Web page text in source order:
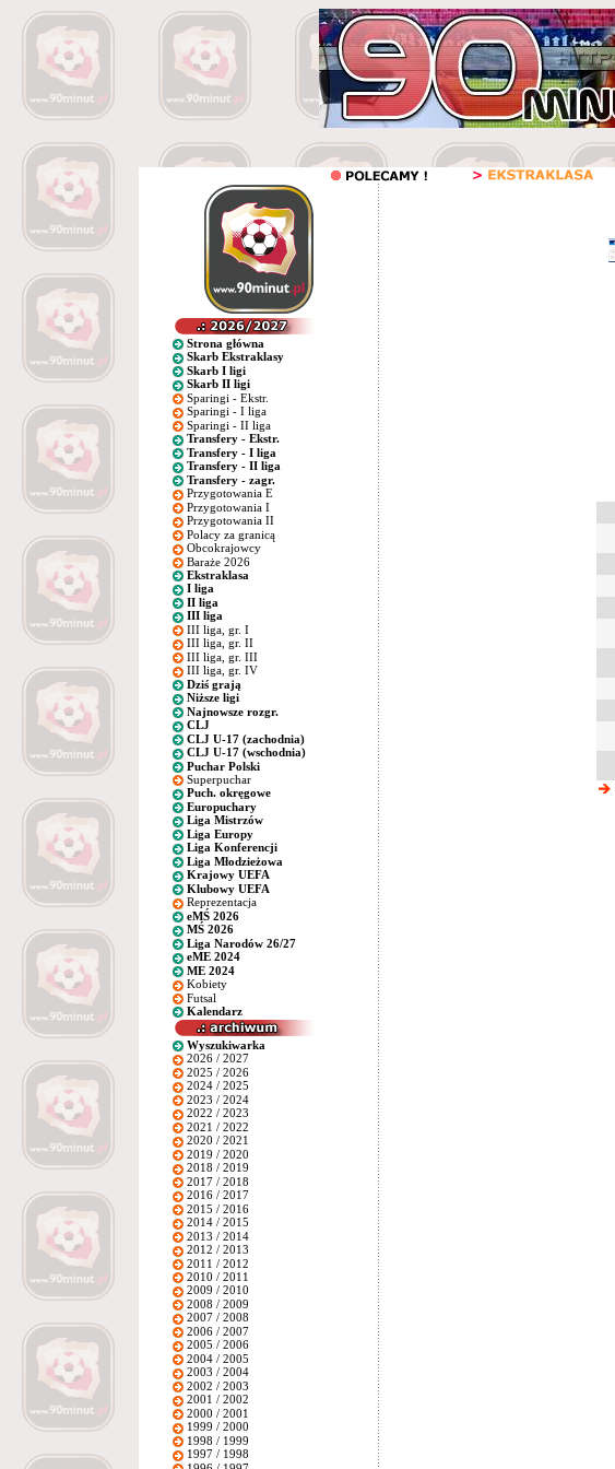
Strona główna
Skarb Ekstraklasy
Skarb I ligi
Skarb II ligi
Sparingi - Ekstr.
Sparingi - I liga
Sparingi - II liga
Transfery - Ekstr.
Transfery - I liga
Transfery - II liga
Transfery - zagr.
Przygotowania E
Przygotowania I
Przygotowania II
Polacy za granicą
Obcokrajowcy
Baraże 2026
Ekstraklasa
I liga
II liga
III liga
III liga, gr. I
III liga, gr. II
III liga, gr. III
III liga, gr. IV
Dziś grają
Niższe ligi
Najnowsze rozgr.
CLJ
CLJ U-17 (zachodnia)
CLJ U-17 (wschodnia)
Puchar Polski
Superpuchar
Puch. okręgowe
Europuchary
Liga Mistrzów
Liga Europy
Liga Konferencji
Liga Młodzieżowa
Krajowy UEFA
Klubowy UEFA
Reprezentacja
eMŚ 2026
MŚ 2026
Liga Narodów 26/27
eME 2024
ME 2024
Kobiety
Futsal
Kalendarz
Wyszukiwarka
2026 / 2027
2025 / 2026
2024 / 2025
2023 / 2024
2022 / 2023
2021 / 2022
2020 / 2021
2019 / 2020
2018 / 2019
2017 / 2018
2016 / 2017
2015 / 2016
2014 / 2015
2013 / 2014
2012 / 2013
2011 / 2012
2010 / 2011
2009 / 2010
2008 / 2009
2007 / 2008
2006 / 2007
2005 / 2006
2004 / 2005
2003 / 2004
2002 / 2003
2001 / 2002
2000 / 2001
1999 / 2000
1998 / 1999
1997 / 1998